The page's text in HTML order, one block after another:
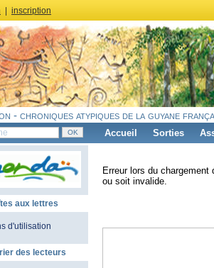
inscription
- chroniques atypiques de la guyane
Accueil Sorties
aux lettres
d'utilisation
des lecteurs
Erreur lors du
ou soit invalide.